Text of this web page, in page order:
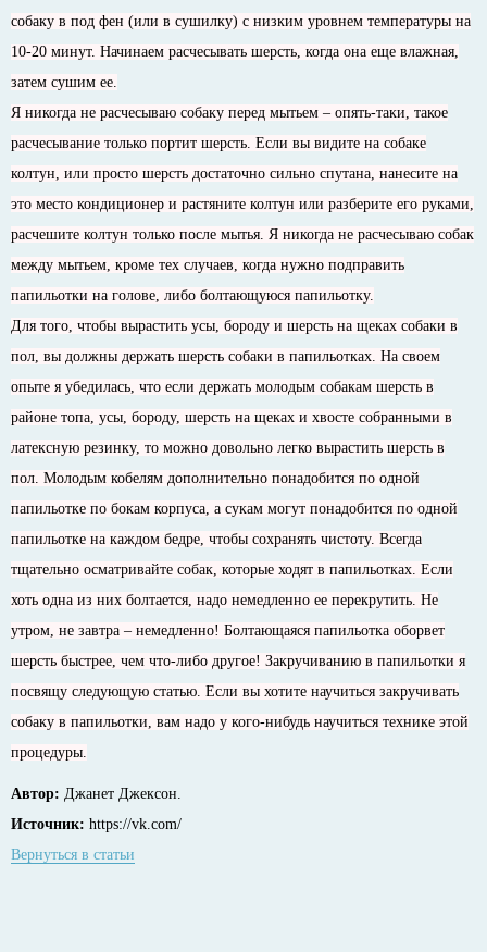
собаку в под фен (или в сушилку) с низким уровнем температуры на
10-20 минут. Начинаем расчесывать шерсть, когда она еще влажная,
затем сушим ее.
Я никогда не расчесываю собаку перед мытьем – опять-таки, такое
расчесывание только портит шерсть. Если вы видите на собаке
колтун, или просто шерсть достаточно сильно спутана, нанесите на
это место кондиционер и растяните колтун или разберите его руками,
расчешите колтун только после мытья. Я никогда не расчесываю собак
между мытьем, кроме тех случаев, когда нужно подправить
папильотки на голове, либо болтающуюся папильотку.
Для того, чтобы вырастить усы, бороду и шерсть на щеках собаки в
пол, вы должны держать шерсть собаки в папильотках. На своем
опыте я убедилась, что если держать молодым собакам шерсть в
районе топа, усы, бороду, шерсть на щеках и хвосте собранными в
латексную резинку, то можно довольно легко вырастить шерсть в
пол. Молодым кобелям дополнительно понадобится по одной
папильотке по бокам корпуса, а сукам могут понадобится по одной
папильотке на каждом бедре, чтобы сохранять чистоту. Всегда
тщательно осматривайте собак, которые ходят в папильотках. Если
хоть одна из них болтается, надо немедленно ее перекрутить. Не
утром, не завтра – немедленно! Болтающаяся папильотка оборвет
шерсть быстрее, чем что-либо другое! Закручиванию в папильотки я
посвящу следующую статью. Если вы хотите научиться закручивать
собаку в папильотки, вам надо у кого-нибудь научиться технике этой
процедуры.
Автор: Джанет Джексон.
Источник: https://vk.com/
Вернуться в статьи